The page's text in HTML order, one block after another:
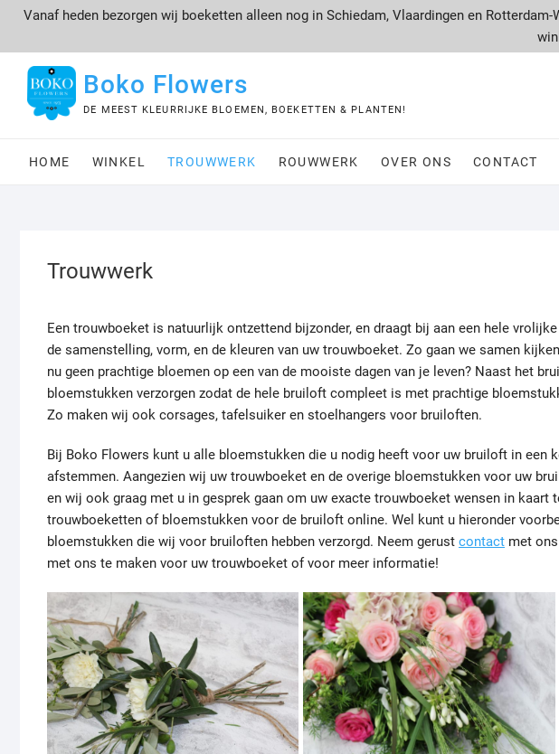
de
inhoud
Vanaf heden bezorgen wij boeketten alleen nog in Schiedam, Vlaardingen en
Boko Flowers
DE MEEST KLEURRIJKE BLOEMEN, BOEKETTEN & PLANTEN!
HOME WINKEL TROUWWERK ROUWWERK OVER ONS CONTACT
Trouwwerk
Een trouwboeket is natuurlijk ontzettend bijzonder, en draagt bij aan een hele
de samenstelling, vorm, en de kleuren van uw trouwboeket. Zo gaan we samen
nu geen prachtige bloemen op een van de mooiste dagen van je leven? Naast het
bloemstukken verzorgen zodat de hele bruiloft compleet is met prachtige
Zo maken wij ook corsages, tafelsuiker en stoelhangers voor bruiloften.
Bij Boko Flowers kunt u alle bloemstukken die u nodig heeft voor uw bruiloft in een
afstemmen. Aangezien wij uw trouwboeket en de overige bloemstukken voor uw
en wij ook graag met u in gesprek gaan om uw exacte trouwboeket wensen in kaart
trouwboeketten of bloemstukken voor de bruiloft online. Wel kunt u hieronder
bloemstukken die wij voor bruiloften hebben verzorgd. Neem gerust contact met
met ons te maken voor uw trouwboeket of voor meer informatie!